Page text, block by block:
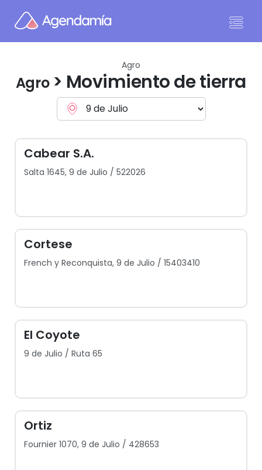
Agro
Agro > Movimiento de tierra
Cabear S.A.
Salta 1645, 9 de Julio / 522026
Cortese
French y Reconquista, 9 de Julio / 15403410
El Coyote
9 de Julio / Ruta 65
Ortiz
Fournier 1070, 9 de Julio / 428653